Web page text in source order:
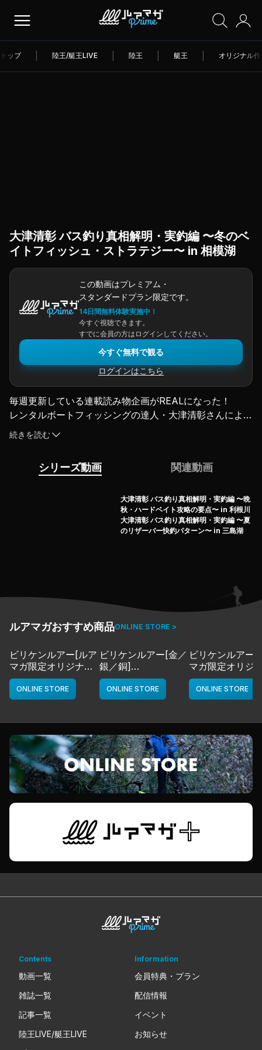
トップ 陸王/艇王LIVE 陸王 艇王 オリジナル
大津清彰 バス釣り真相解明・実釣編 〜冬のベ
イトフィッシュ・ストラテジー〜 in 相模湖
この動画はプレミアム・
スタンダードプラン限定です。
14日間無料体験実施中！
今すぐ視聴できます。
すでに会員の方はログインしてください。
今すぐ無料で観る
ログインはこちら
毎週更新している連載読み物企画がREALになった！
レンタルボートフィッシングの達人・大津清彰さんによる
テーマ別バス釣り攻略虎の巻…「バス釣り真相解明」のフ
ィールド実証編！
冬の相模湖は、四季を通じて
事実、今回大津さんはクオリティフィッシュを2本獲るこ
その体力から低水温でも捕食活動を活発化させているとも
果たして、その真意の程は…確実にバスを仕留める大津流
続きを読む
シリーズ動画 関連動画
大津清彰 バス釣り真相解明・実釣編 〜晩
秋・ハードベイト攻略の要点〜 in 利根川
大津清彰 バス釣り真相解明・実釣編 〜夏
のリザーバー快釣パターン〜 in 三島湖
ルアマガおすすめ商品ONLINE STORE >
ビリケンルアー[ルア
マガ限定オリジナル
カラー／LMチャー
ト]
deps
ONLINE STORE
ビリケンルアー[金／
銀／銅]
deps
ONLINE STORE
ビリケンルアー[
マガ限定オリジ
カラー／LMボー
ワイト]
deps
ONLINE STORE
Contents
動画一覧
雑誌一覧
記事一覧
陸王LIVE/艇王LIVE
Information
会員特典・プラン
配信情報
イベント
お知らせ